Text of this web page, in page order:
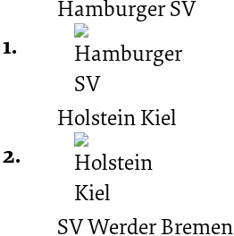
Spieltag
31.08.1952
-
1.
Hamburger SV
2.
Holstein Kiel
SV Werder Bremen